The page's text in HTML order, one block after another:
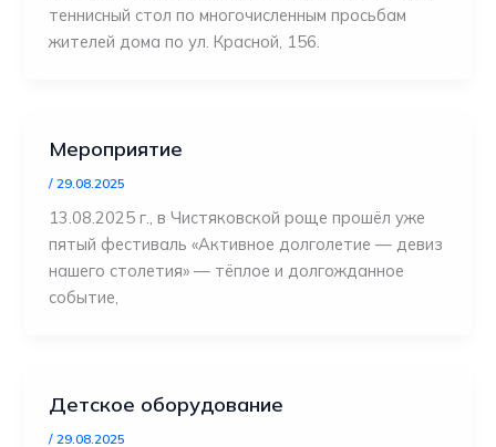
теннисный стол по многочисленным просьбам
жителей дома по ул. Красной, 156.
Мероприятие
/29.08.2025
13.08.2025 г., в Чистяковской роще прошёл уже
пятый фестиваль «Активное долголетие — девиз
нашего столетия» — тёплое и долгожданное
событие,
Детское оборудование
/29.08.2025